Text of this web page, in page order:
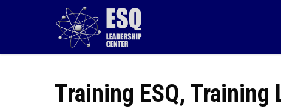
content
Training ESQ,